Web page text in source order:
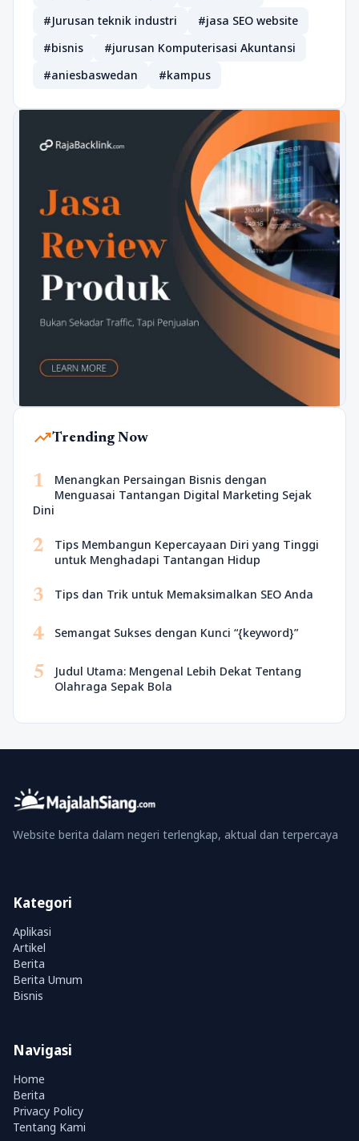
#Jurusan teknik industri
#jasa SEO website
#bisnis
#jurusan Komputerisasi Akuntansi
#aniesbaswedan
#kampus
trending_upTrending Now
1
Menangkan Persaingan Bisnis dengan
Menguasai Tantangan Digital Marketing Sejak
Dini
2
Tips Membangun Kepercayaan Diri yang Tinggi
untuk Menghadapi Tantangan Hidup
3 Tips dan Trik untuk Memaksimalkan SEO Anda
4 Semangat Sukses dengan Kunci “{keyword}”
5
Judul Utama: Mengenal Lebih Dekat Tentang
Olahraga Sepak Bola
Website berita dalam negeri terlengkap, aktual dan terpercaya
Kategori
Aplikasi
Artikel
Berita
Berita Umum
Bisnis
Navigasi
Home
Berita
Privacy Policy
Tentang Kami